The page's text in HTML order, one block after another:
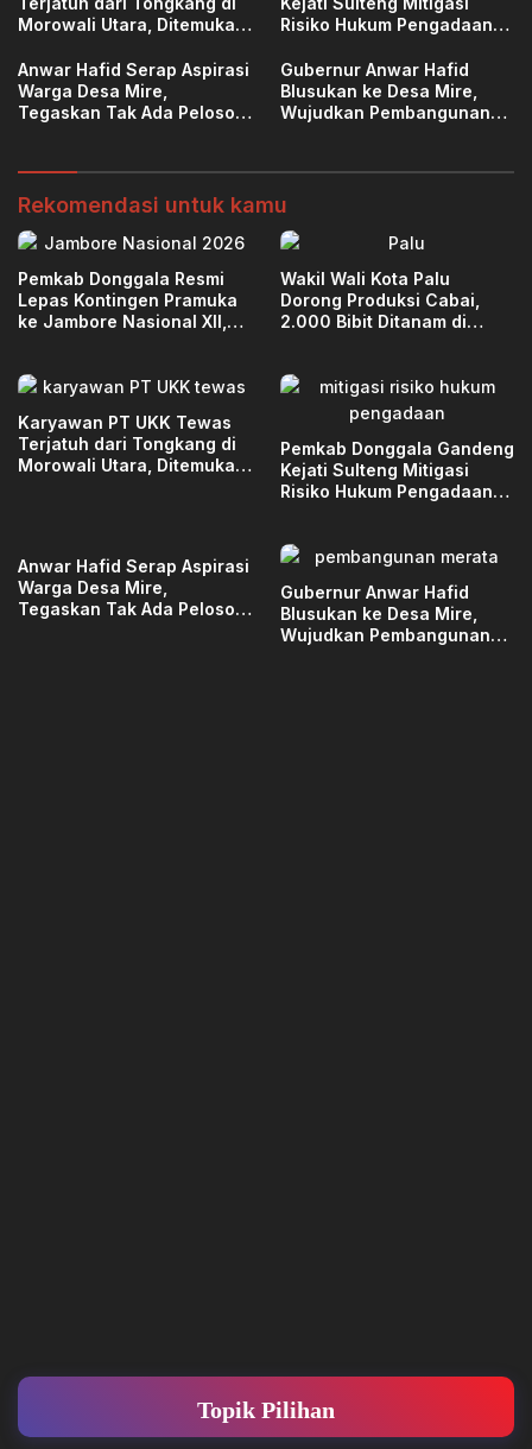
Morowali Utara, Ditemukan
Risiko Hukum Pengadaan
Anwar Hafid Serap Aspirasi
Warga Desa Mire,
Tegaskan Tak Ada Pelosok
Gubernur Anwar Hafid
Blusukan ke Desa Mire,
Wujudkan Pembangunan
Rekomendasi untuk kamu
Pemkab Donggala Resmi
Lepas Kontingen Pramuka
ke Jambore Nasional XII,
Wakil Wali Kota Palu
Dorong Produksi Cabai,
2.000 Bibit Ditanam di
Karyawan PT UKK Tewas
Terjatuh dari Tongkang di
Morowali Utara, Ditemukan
Pemkab Donggala Gandeng
Kejati Sulteng Mitigasi
Risiko Hukum Pengadaan
Anwar Hafid Serap Aspirasi
Warga Desa Mire,
Tegaskan Tak Ada Pelosok
Gubernur Anwar Hafid
Blusukan ke Desa Mire,
Wujudkan Pembangunan
Topik Pilihan